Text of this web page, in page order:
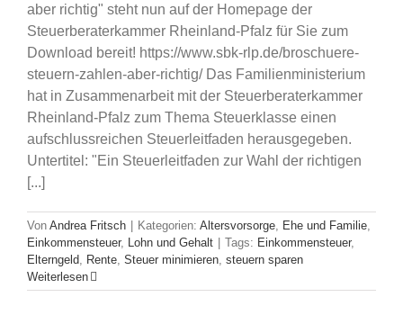
aber richtig" steht nun auf der Homepage der
Steuerberaterkammer Rheinland-Pfalz für Sie zum
Download bereit! https://www.sbk-rlp.de/broschuere-
steuern-zahlen-aber-richtig/ Das Familienministerium
hat in Zusammenarbeit mit der Steuerberaterkammer
Rheinland-Pfalz zum Thema Steuerklasse einen
aufschlussreichen Steuerleitfaden herausgegeben.
Untertitel: "Ein Steuerleitfaden zur Wahl der richtigen
[...]
Von Andrea Fritsch Kategorien: Altersvorsorge Ehe und Familie
Einkommensteuer, Lohn und Gehalt Tags: Einkommensteuer,
Elterngeld
Rente Steuer minimieren steuern sparen
Weiterlesen